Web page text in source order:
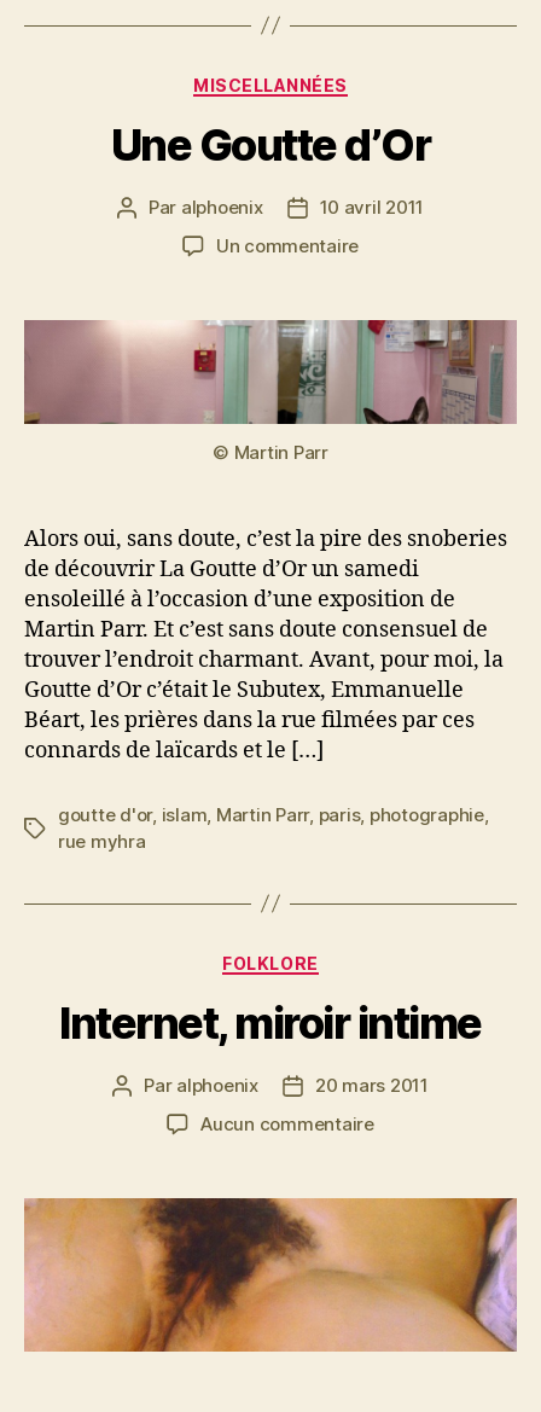
Catégories
MISCELLANNÉES
Une Goutte d’Or
Auteur
Par alphoenix
Date10 avril 2011
Un commentairesur
d’Or
© Martin Parr
Alors oui, sans doute, c’est la pire des snoberies
de découvrir La Goutte d’Or un samedi
ensoleillé à l’occasion d’une exposition de
Martin Parr. Et c’est sans doute consensuel de
trouver l’endroit charmant. Avant, pour moi, la
Goutte d’Or c’était le Subutex, Emmanuelle
Béart, les prières dans la rue filmées par ces
connards de laïcards et le […]
Étiquettes
goutte d'or, islam, Martin Parr, paris, photographie,
rue myhra
Catégories
FOLKLORE
Internet, miroir intime
Auteur
l’article
Par alphoenix
Date20 mars 2011
Aucun commentairesur
intime